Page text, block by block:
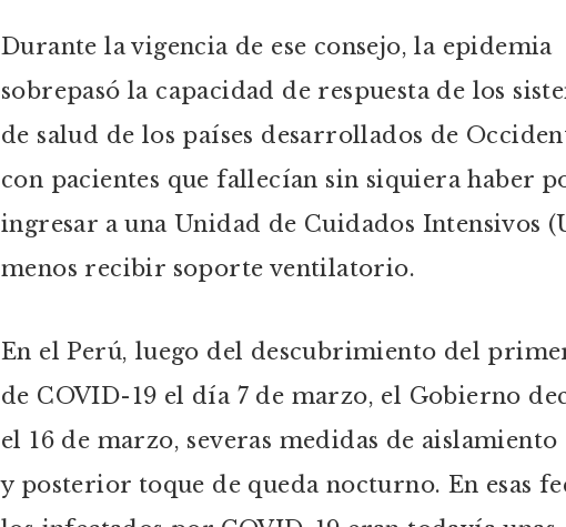
Durante la vigencia de ese consejo, la epidemia
sobrepasó la capacidad de respuesta de los
de salud de los países desarrollados de
con pacientes que fallecían sin siquiera haber
ingresar a una Unidad de Cuidados Intensivos
menos recibir soporte ventilatorio.
En el Perú, luego del descubrimiento del
de COVID-19 el día 7 de marzo, el Gobierno
el 16 de marzo, severas medidas de aislamiento
y posterior toque de queda nocturno. En esas